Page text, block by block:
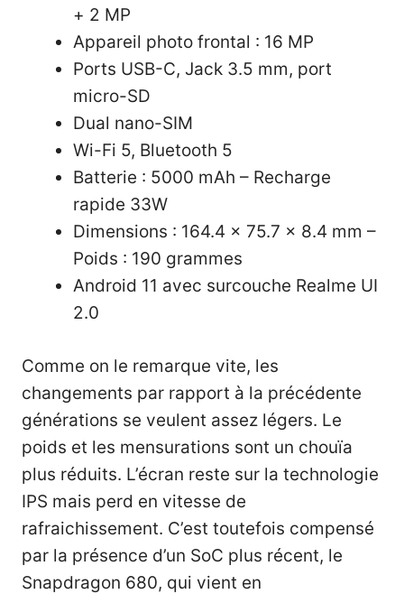
+ 2 MP
Appareil photo frontal : 16 MP
Ports USB-C, Jack 3.5 mm, port
micro-SD
Dual nano-SIM
Wi-Fi 5, Bluetooth 5
Batterie : 5000 mAh – Recharge
rapide 33W
Dimensions : 164.4 x 75.7 x 8.4 mm –
Poids : 190 grammes
Android 11 avec surcouche Realme UI
2.0
Comme on le remarque vite, les
changements par rapport à la précédente
générations se veulent assez légers. Le
poids et les mensurations sont un chouïa
plus réduits. L’écran reste sur la technologie
IPS mais perd en vitesse de
rafraichissement. C’est toutefois compensé
par la présence d’un SoC plus récent, le
Snapdragon 680, qui vient en